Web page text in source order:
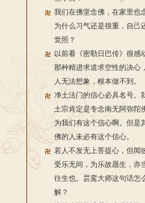
我们在佛堂念佛，在家里也
为什么习气还是很重，自己
觉照？
以前看《密勒日巴传》很感
那种精进求道求空性的决心
人无法想象，根本做不到。
净土法门的信心必具名号。
土宗肯定是专念南无阿弥陀
为我们有这个信心啊。但是
佛的人未必有这个信心。
若人不发无上菩提心，但闻
受乐无间，为乐故愿生，亦
往生也。昙鸾大师这句话怎
解？